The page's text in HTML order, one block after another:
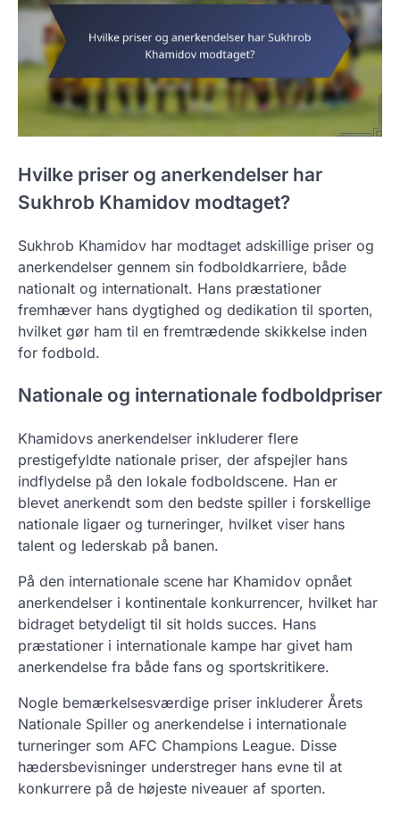
Hvilke priser og anerkendelser har
Sukhrob Khamidov modtaget?
Sukhrob Khamidov har modtaget adskillige priser og
anerkendelser gennem sin fodboldkarriere, både
nationalt og internationalt. Hans præstationer
fremhæver hans dygtighed og dedikation til sporten,
hvilket gør ham til en fremtrædende skikkelse inden
for fodbold.
Nationale og internationale fodboldpriser
Khamidovs anerkendelser inkluderer flere
prestigefyldte nationale priser, der afspejler hans
indflydelse på den lokale fodboldscene. Han er
blevet anerkendt som den bedste spiller i forskellige
nationale ligaer og turneringer, hvilket viser hans
talent og lederskab på banen.
På den internationale scene har Khamidov opnået
anerkendelser i kontinentale konkurrencer, hvilket har
bidraget betydeligt til sit holds succes. Hans
præstationer i internationale kampe har givet ham
anerkendelse fra både fans og sportskritikere.
Nogle bemærkelsesværdige priser inkluderer Årets
Nationale Spiller og anerkendelse i internationale
turneringer som AFC Champions League. Disse
hædersbevisninger understreger hans evne til at
konkurrere på de højeste niveauer af sporten.